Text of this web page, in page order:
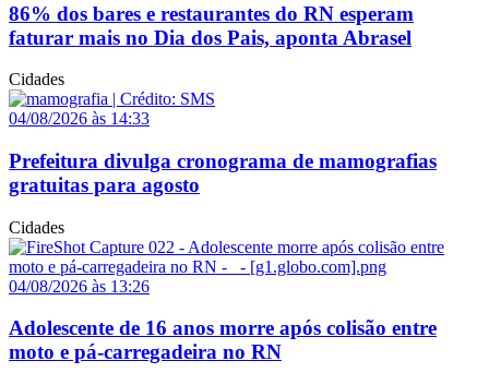
86% dos bares e restaurantes do RN esperam
faturar mais no Dia dos Pais, aponta Abrasel
Cidades
04/08/2026 às 14:33
Prefeitura divulga cronograma de mamografias
gratuitas para agosto
Cidades
04/08/2026 às 13:26
Adolescente de 16 anos morre após colisão entre
moto e pá-carregadeira no RN